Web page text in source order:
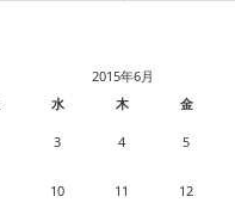
2015年6月
水 木 金
3 4 5
10 11 12